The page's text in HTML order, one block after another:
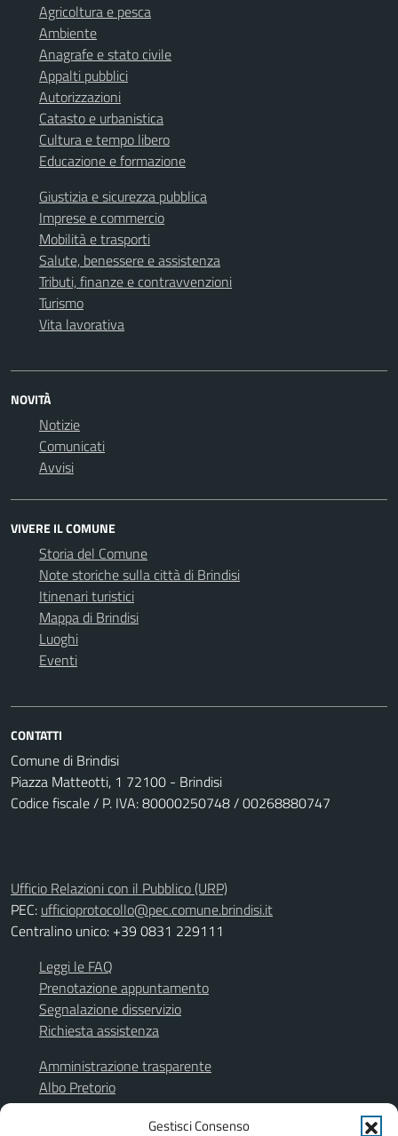
Gestisci Consenso
Agricoltura e pesca
Ambiente
Anagrafe e stato civile
Appalti pubblici
Autorizzazioni
Catasto e urbanistica
Cultura e tempo libero
Educazione e formazione
Giustizia e sicurezza pubblica
Imprese e commercio
Mobilità e trasporti
Salute, benessere e assistenza
Tributi, finanze e contravvenzioni
Turismo
Vita lavorativa
NOVITÀ
Notizie
Comunicati
Avvisi
VIVERE IL COMUNE
Storia del Comune
Note storiche sulla città di Brindisi
Itinenari turistici
Mappa di Brindisi
Luoghi
Eventi
CONTATTI
Comune di Brindisi
Piazza Matteotti, 1 72100 - Brindisi
Codice fiscale / P. IVA: 80000250748 / 00268880747
Ufficio Relazioni con il Pubblico (URP)
PEC: ufficioprotocollo@pec.comune.brindisi.it
Centralino unico: +39 0831 229111
Leggi le FAQ
Prenotazione appuntamento
Segnalazione disservizio
Richiesta assistenza
Amministrazione trasparente
Albo Pretorio
Segnalazione illeciti
Informativa privacy